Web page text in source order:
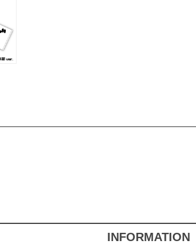
INFORMATION